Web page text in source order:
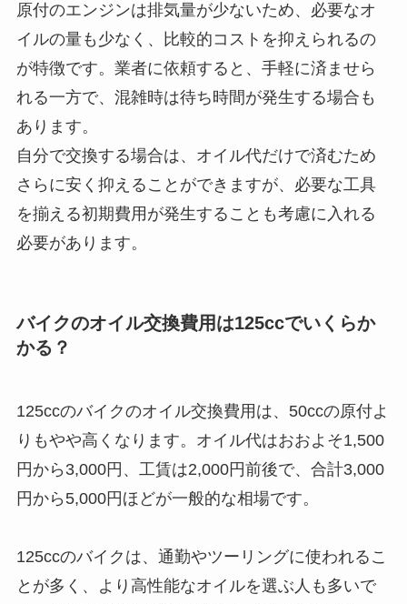
原付のエンジンは排気量が少ないため、必要なオ
イルの量も少なく、比較的コストを抑えられるの
が特徴です。業者に依頼すると、手軽に済ませら
れる一方で、混雑時は待ち時間が発生する場合も
あります。
自分で交換する場合は、オイル代だけで済むため
さらに安く抑えることができますが、必要な工具
を揃える初期費用が発生することも考慮に入れる
必要があります。
バイクのオイル交換費用は125ccでいくらか
かる？
125ccのバイクのオイル交換費用は、50ccの原付よ
りもやや高くなります。オイル代はおおよそ1,500
円から3,000円、工賃は2,000円前後で、合計3,000
円から5,000円ほどが一般的な相場です。
125ccのバイクは、通勤やツーリングに使われるこ
とが多く、より高性能なオイルを選ぶ人も多いで